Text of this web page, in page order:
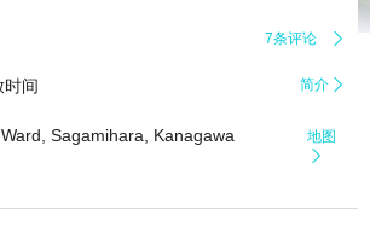
7条评论 
时间 简介 
Sagamihara, Kanagawa
地图
